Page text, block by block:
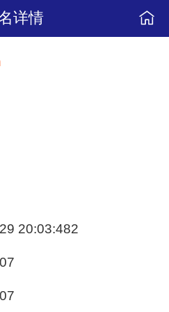
详情
20:03:482